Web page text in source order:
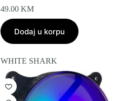
49.00 KM
Dodaj u korpu
WHITE SHARK